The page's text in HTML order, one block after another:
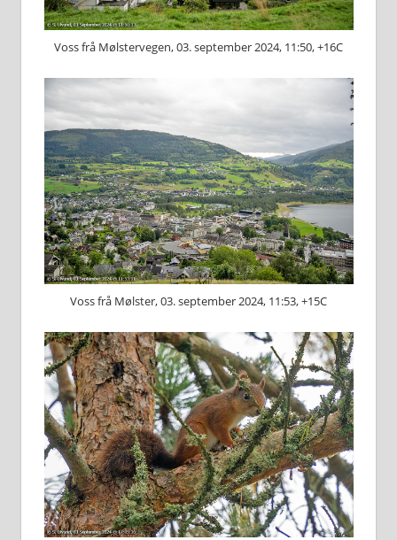
Voss frå Mølstervegen, 03. september 2024, 11:50, +16C
Voss frå Mølster, 03. september 2024, 11:53, +15C